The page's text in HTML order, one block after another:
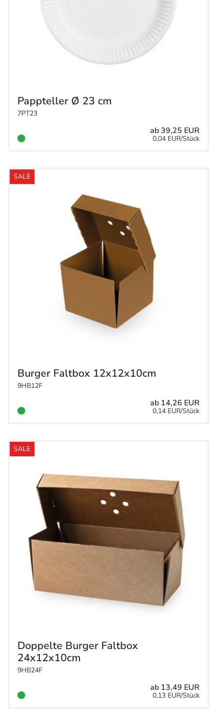
Pappteller Ø 23 cm
7PT23
ab 39,25 EUR
0,04 EUR/Stück
SALE
Burger Faltbox 12x12x10cm
9HB12F
ab 14,26 EUR
0,14 EUR/Stück
SALE
Doppelte Burger Faltbox
24x12x10cm
9HB24F
ab 13,49 EUR
0,13 EUR/Stück